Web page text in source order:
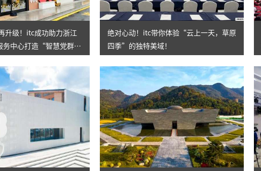
AI智慧语音转写系统
AI智慧录播系统
庭审录播
智能AI会议纪要系列
智慧党建系列
讯笛会议系列
小间距LED显示屏
升级！itc成功助力浙江
务中心打造“智慧党群之
绝对心动！itc带你体验“云上一天，草原
四季”的独特美域！